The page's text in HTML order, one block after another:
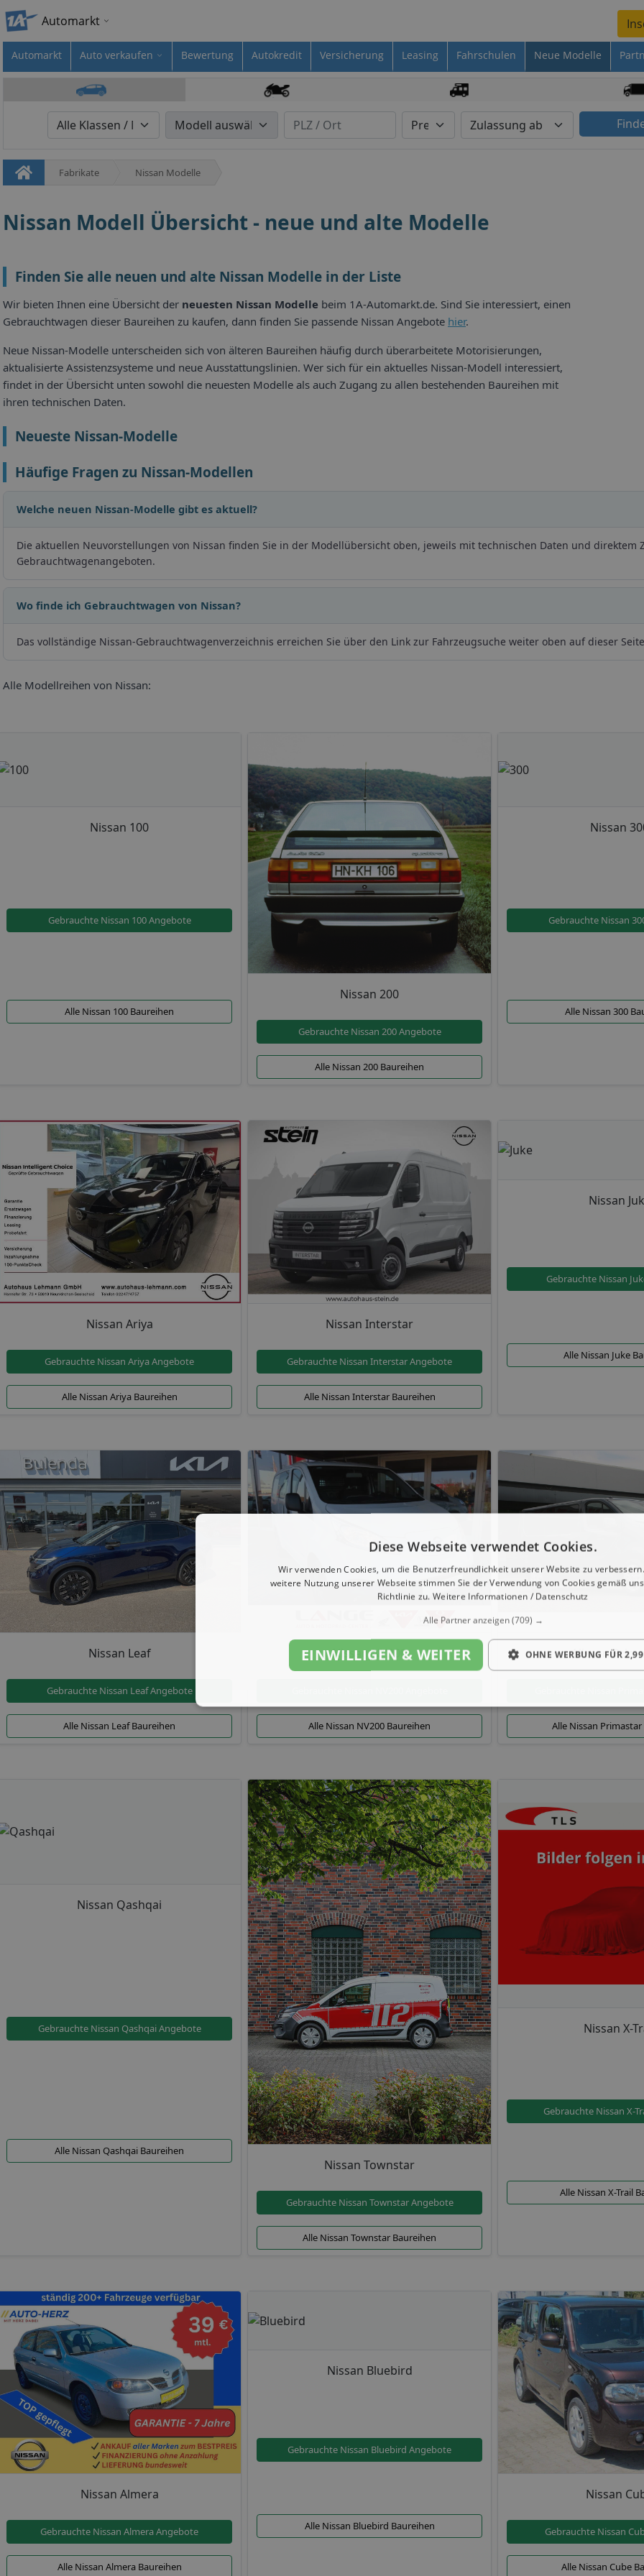
Automarkt
Automarkt Auto verkaufen Bewertung Autokredit Versicherung Leasing Fahrschulen Neue Modelle
Fabrikate Nissan Modelle
Nissan Modell Übersicht - neue und alte Modelle
Finden Sie alle neuen und alte Nissan Modelle in der Liste
Wir bieten Ihnen eine Übersicht der neuesten Nissan Modelle beim 1A-Automarkt.de. Sind Sie interessiert, einen
Gebrauchtwagen dieser Baureihen zu kaufen, dann finden Sie passende Nissan Angebote hier.
Neue Nissan-Modelle unterscheiden sich von älteren Baureihen häufig durch überarbeitete Motorisierungen,
aktualisierte Assistenzsysteme und neue Ausstattungslinien. Wer sich für ein aktuelles Nissan-Modell interessiert,
findet in der Übersicht unten sowohl die neuesten Modelle als auch Zugang zu allen bestehenden Baureihen mit
ihren technischen Daten.
Neueste Nissan-Modelle
Häufige Fragen zu Nissan-Modellen
Welche neuen Nissan-Modelle gibt es aktuell?
Die aktuellen Neuvorstellungen von Nissan finden Sie in der Modellübersicht oben, jeweils mit technischen Daten und direktem
Gebrauchtwagenangeboten.
Wo finde ich Gebrauchtwagen von Nissan?
Das vollständige Nissan-Gebrauchtwagenverzeichnis erreichen Sie über den Link zur Fahrzeugsuche weiter oben auf dieser
Alle Modellreihen von Nissan:
Nissan 100
Gebrauchte Nissan 100 Angebote
Alle Nissan 100 Baureihen
Nissan 200
Gebrauchte Nissan 200 Angebote
Alle Nissan 200 Baureihen
Nissan
Gebrauchte Nissan
Alle Nissan 300
Nissan Ariya
Gebrauchte Nissan Ariya Angebote
Alle Nissan Ariya Baureihen
Nissan Interstar
Gebrauchte Nissan Interstar Angebote
Alle Nissan Interstar Baureihen
Nissan
Gebrauchte Nissan
Alle Nissan Juke
Nissan Leaf
Gebrauchte Nissan Leaf Angebote
Alle Nissan Leaf Baureihen
Nissan NV200
Alle Nissan NV200 Baureihen
Nissan
Alle Nissan
Nissan Qashqai
Gebrauchte Nissan Qashqai Angebote
Alle Nissan Qashqai Baureihen
Nissan Townstar
Gebrauchte Nissan Townstar Angebote
Alle Nissan Townstar Baureihen
Nissan X-
Gebrauchte Nissan X-
Alle Nissan X-Trail
Nissan Almera
Gebrauchte Nissan Almera Angebote
Alle Nissan Almera Baureihen
Nissan Bluebird
Gebrauchte Nissan Bluebird Angebote
Alle Nissan Bluebird Baureihen
Nissan
Gebrauchte Nissan
Alle Nissan Cube
Diese Webseite verwendet Cookies.
Wir verwenden Cookies, um die Benutzerfreundlichkeit unserer Website zu
weitere Nutzung unserer Webseite stimmen Sie der Verwendung von Cookies gemäß
Richtlinie zu. Weitere Informationen / Datenschutz
Alle Partner anzeigen(709) →
EINWILLIGEN & WEITER OHNE WERBUNG FÜR